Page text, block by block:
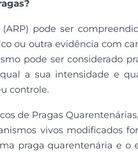
pode ser
ou outra evidência com
pode ser considerado
a sua intensidade e
controle.
de Pragas
vivos modificados
praga quarentenária e o